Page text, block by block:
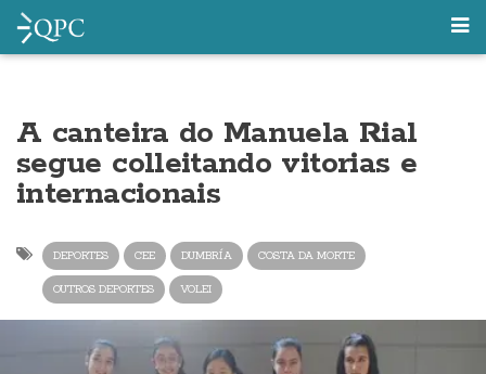
A canteira do Manuela Rial
segue colleitando vitorias e
internacionais
DEPORTES CEE DUMBRÍA COSTA DA MORTE
OUTROS DEPORTES VOLEI